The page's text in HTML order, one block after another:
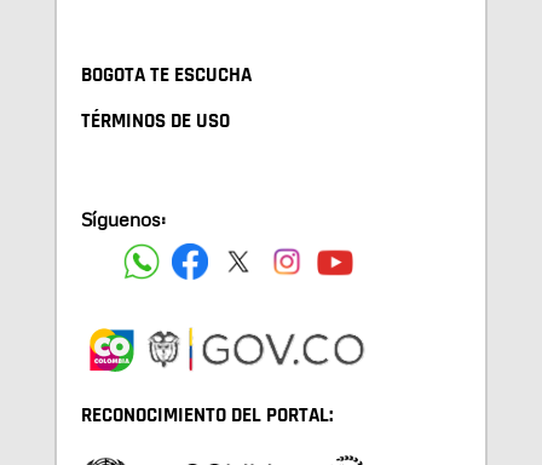
BOGOTA TE ESCUCHA
TÉRMINOS DE USO
Síguenos:
RECONOCIMIENTO DEL PORTAL: